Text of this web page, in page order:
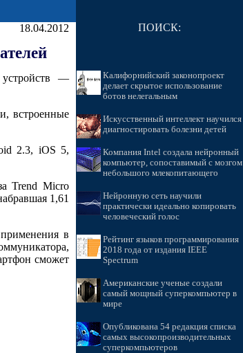
18.04.2012
устройств —
встроенные
2.3, iOS 5,
Trend Micro
1,61
в
сможет
ПОИСК:
Калифорнийский законопроект
делает скрытое использование
ботов нелегальным
Искусственный интеллект научился
диагностировать болезни детей
Компания Intel создала нейронный
компьютер, сопоставимый с мозгом
небольшого млекопитающего
Нейронную сеть научили
практически идеально копировать
человеческий голос
Рейтинг языков программирования
2018 года от издания IEEE
Spectrum
Американские ученые создали
самый мощный суперкомпьютер в
мире
Опубликована 54 редакция списка
самых высокопроизводительных
суперкомпьютеров